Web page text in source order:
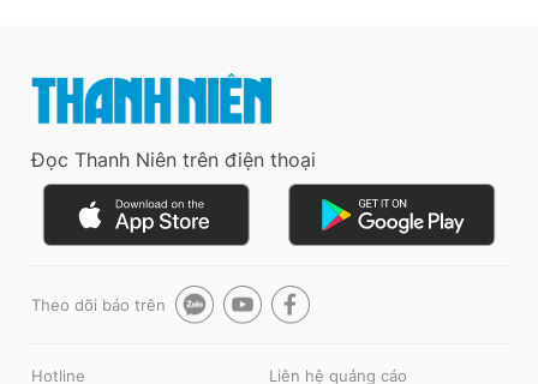
Đọc Thanh Niên trên điện thoại
Theo dõi báo trên
Hotline Liên hệ quảng cáo